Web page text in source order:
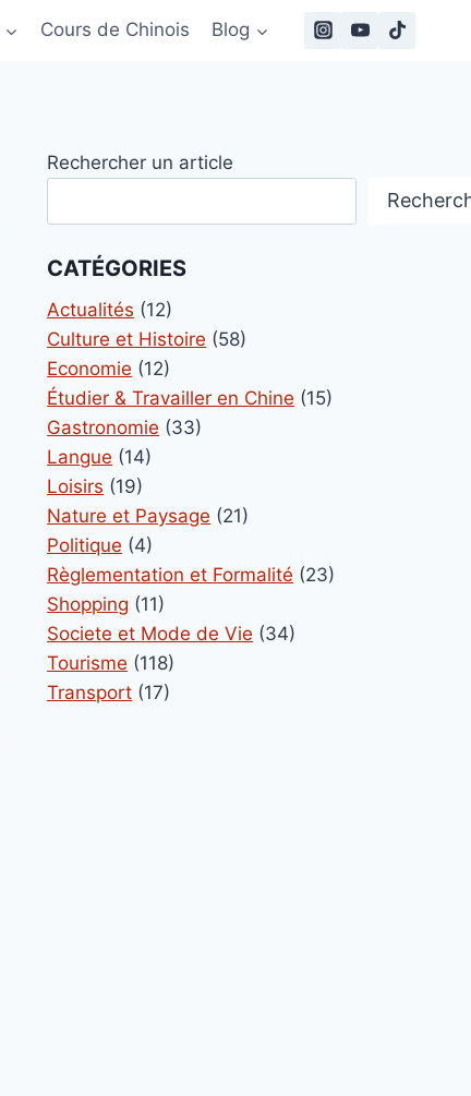
Cours de Chinois Blog
Rechercher un article
CATÉGORIES
Actualités (12)
Culture et Histoire (58)
Economie (12)
Étudier & Travailler en Chine (15)
Gastronomie (33)
Langue (14)
Loisirs (19)
Nature et Paysage (21)
Politique (4)
Règlementation et Formalité (23)
Shopping (11)
Societe et Mode de Vie (34)
Tourisme (118)
Transport (17)